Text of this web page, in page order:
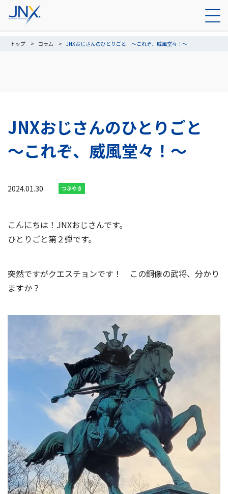
トップ コラム JNXおじさんのひとりごと ～これぞ、威風堂々！～
JNXおじさんのひとりごと
～これぞ、威風堂々！～
2024.01.30 つぶやき
こんにちは！JNXおじさんです。
ひとりごと第２弾です。
突然ですがクエスチョンです！ この銅像の武将、分かり
ますか？